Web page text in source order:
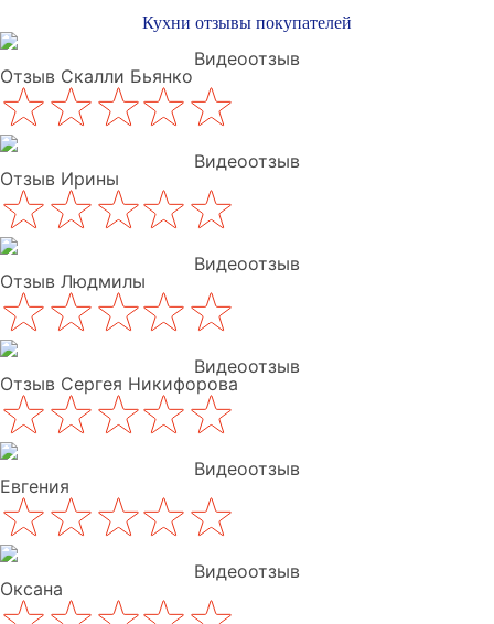
Кухни отзывы покупателей
Видеоотзыв
Отзыв Скалли Бьянко
Видеоотзыв
Отзыв Ирины
Видеоотзыв
Отзыв Людмилы
Видеоотзыв
Отзыв Сергея Никифорова
Видеоотзыв
Евгения
Видеоотзыв
Оксана